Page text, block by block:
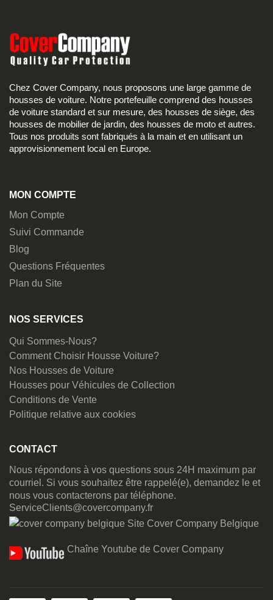
Chez Cover Company, nous proposons une large gamme de
housses de voiture. Notre portefeuille comprend des housses
de voiture standard et sur mesure, des housses de siège, des
housses de mobilier de jardin, des housses de moto et autres.
Tous nos produits sont fabriqués à la main et en utilisant un
approvisionnement local en Europe.
MON COMPTE
Mon Compte
Suivi Commande
Blog
Questions Fréquentes
Plan du Site
NOS SERVICES
Qui Sommes-Nous?
Comment Choisir Housse Voiture?
Nos Housses de Voiture
Housses pour Véhicules de Collection
Conditions de Vente
Politique relative aux cookies
CONTACT
Nous répondons à vos questions sous 24H maximum par
courriel. Si vous souhaitez être rappelé(e), demandez le et
nous vous contacterons par téléphone.
ServiceClients@covercompany.fr
Site Cover Company Belgique
Chaîne Youtube de Cover Company